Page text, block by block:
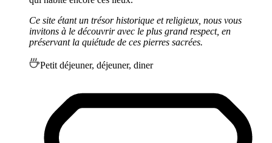
Ce site étant un trésor historique et religieux, nous vous
invitons à le découvrir avec le plus grand respect, en
préservant la quiétude de ces pierres sacrées.
Petit déjeuner, déjeuner, diner